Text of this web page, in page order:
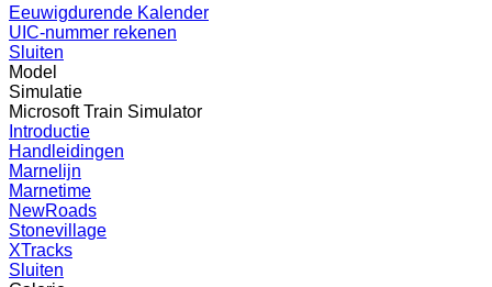
Eeuwigdurende Kalender
UIC-nummer rekenen
Sluiten
Model
Simulatie
Microsoft Train Simulator
Introductie
Handleidingen
Marnelijn
Marnetime
NewRoads
Stonevillage
XTracks
Sluiten